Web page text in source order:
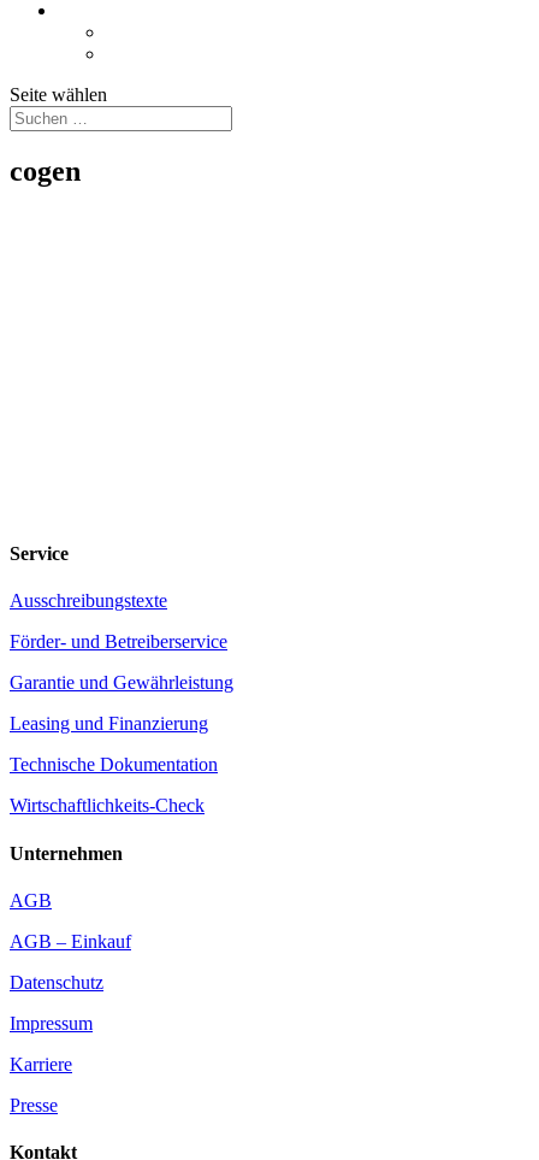
Seite wählen
cogen
Service
Ausschreibungstexte
Förder- und Betreiberservice
Garantie und Gewährleistung
Leasing und Finanzierung
Technische Dokumentation
Wirtschaftlichkeits-Check
Unternehmen
AGB
AGB – Einkauf
Datenschutz
Impressum
Karriere
Presse
Kontakt